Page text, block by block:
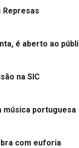
Represas
é aberto ao
na SIC
música portuguesa
com euforia